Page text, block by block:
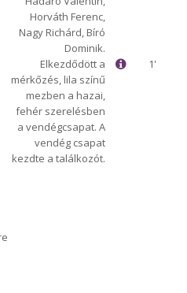
Horváth Ferenc,
Nagy Richárd, Bíró
Dominik.
1'
Elkezdődött a
mérkőzés, lila színű
mezben a hazai,
fehér szerelésben
a vendégcsapat. A
vendég csapat
kezdte a találkozót.